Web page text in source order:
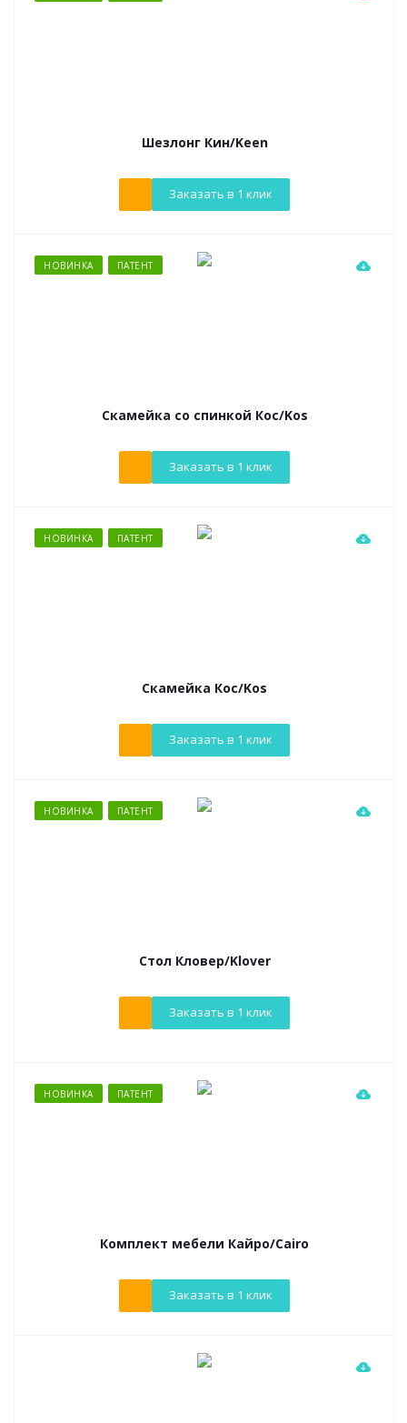
Шезлонг Кин/Keen
Заказать в 1 клик
НОВИНКА ПАТЕНТ
Скамейка со спинкой Кос/Kos
Заказать в 1 клик
НОВИНКА ПАТЕНТ
Скамейка Кос/Kos
Заказать в 1 клик
НОВИНКА ПАТЕНТ
Стол Кловер/Klover
Заказать в 1 клик
НОВИНКА ПАТЕНТ
Комплект мебели Кайро/Cairo
Заказать в 1 клик